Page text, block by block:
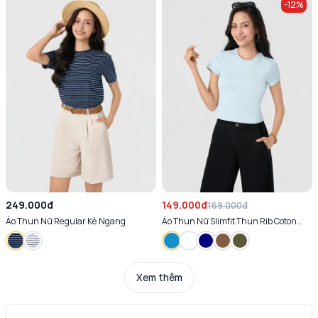
249.000đ
Áo Thun Nữ Regular Kẻ Ngang
-12%
149.000đ169.000đ
Áo Thun Nữ Slimfit Thun Rib Coton
Mềm
Xem thêm